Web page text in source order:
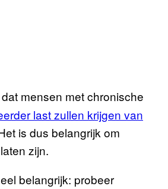
mensen met chronische
last zullen krijgen van
is dus belangrijk om
zijn.
belangrijk: probeer